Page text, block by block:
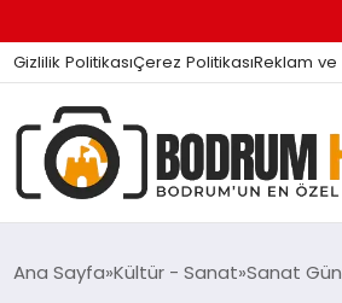
Gizlilik PolitikasıÇerez PolitikasıReklam ve
Ana Sayfa Kültür - Sanat Sanat